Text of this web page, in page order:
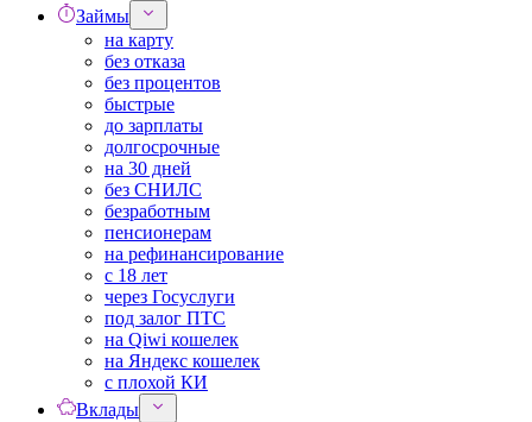
Займы
на карту
без отказа
без процентов
быстрые
до зарплаты
долгосрочные
на 30 дней
без СНИЛС
безработным
пенсионерам
на рефинансирование
с 18 лет
через Госуслуги
под залог ПТС
на Qiwi кошелек
на Яндекс кошелек
с плохой КИ
Вклады